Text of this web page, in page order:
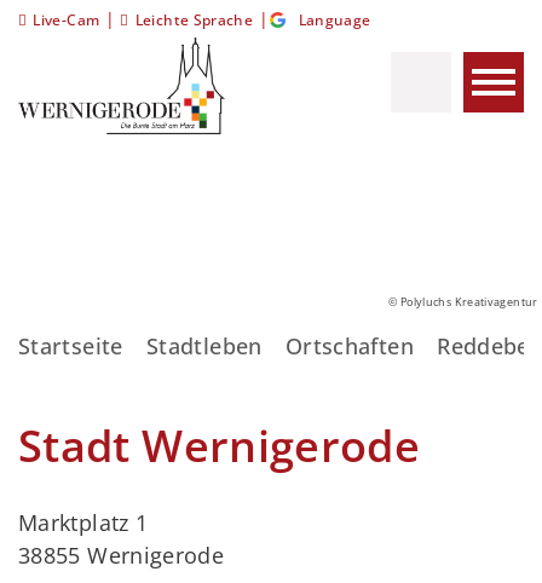
Live-Cam | Leichte Sprache | Language
© Polyluchs Kreativagentur
Startseite Stadtleben Ortschaften Reddeber
Stadt Wernigerode
Marktplatz 1
38855 Wernigerode